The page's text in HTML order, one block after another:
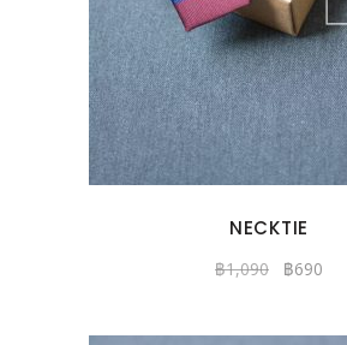
NECKTIE
฿1,090 ฿690